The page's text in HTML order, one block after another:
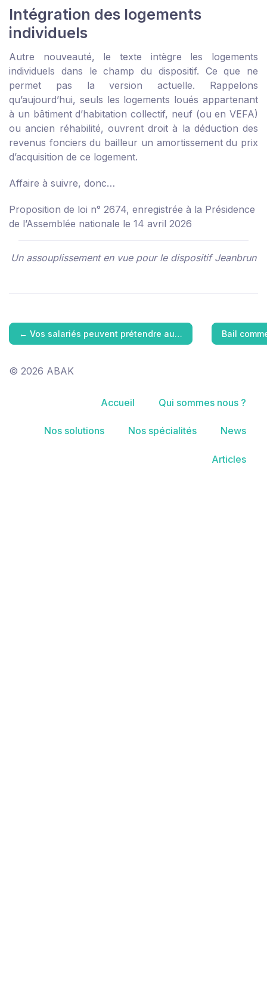
Intégration des logements
individuels
Autre nouveauté, le texte intègre les logements
individuels dans le champ du dispositif. Ce que ne
permet pas la version actuelle. Rappelons
qu’aujourd’hui, seuls les logements loués appartenant
à un bâtiment d’habitation collectif, neuf (ou en VEFA)
ou ancien réhabilité, ouvrent droit à la déduction des
revenus fonciers du bailleur un amortissement du prix
d’acquisition de ce logement.
Affaire à suivre, donc…
Proposition de loi n° 2674, enregistrée à la Présidence
de l’Assemblée nationale le 14 avril 2026
Un assouplissement en vue pour le dispositif Jeanbrun
← Vos salariés peuvent prétendre au… Bail
© 2026 ABAK
Accueil Qui sommes nous ?
Nos solutions Nos spécialités News
Articles